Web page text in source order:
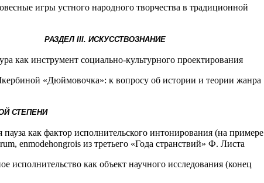
игры устного народного творчества в традиционной
РАЗДЕЛ III. ИСКУССТВОЗНАНИЕ
как инструмент социально-культурного проектирования
«Дюймовочка»: к вопросу об истории и теории жанра
СТЕПЕНИ
как фактор исполнительского интонирования (на примере
,enmodehongrois из третьего «Года странствий» Ф. Листа
исполнительство как объект научного исследования (конец